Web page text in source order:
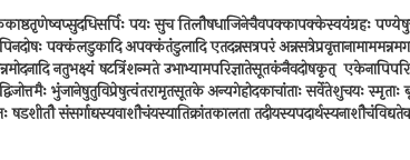
पयः सुच तिलौषधाजिनेचैवपक्कापक्केस्वयंग्रहः
पक्कंलडुकादि अपक्कंतंडुलादि एतदन्नसत्रपरं
नतुभक्ष्यं षटत्रिंशन्मते उभाभ्यामपरिज्ञातेसूतकंनैवदोषकृत्
भुंजानेषुतुविप्रेषुत्वंतरामृतसूतके अन्यगेहोदकाचांताः सर्वेतेशुचयः स्मृताः
षडशीतौ संसर्गाद्यस्यवाशौचंयस्यातिक्रांतकालता